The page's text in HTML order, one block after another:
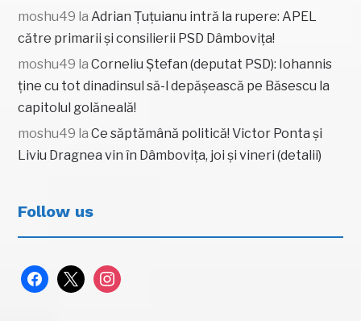
moshu49 laAdrian Țuțuianu intră la rupere: APEL
către primarii și consilierii PSD Dâmbovița!
moshu49 laCorneliu Ștefan (deputat PSD): Iohannis
ține cu tot dinadinsul să-l depășească pe Băsescu la
capitolul golăneală!
moshu49 laCe săptămână politică! Victor Ponta și
Liviu Dragnea vin în Dâmbovița, joi și vineri (detalii)
Follow us
facebook
x instagram